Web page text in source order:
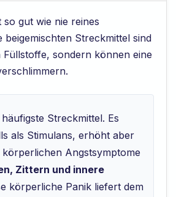
so gut wie nie reines
beigemischten Streckmittel sind
Füllstoffe, sondern können eine
häufigste Streckmittel. Es
als Stimulans, erhöht aber
Angstsymptome
Zittern und innere
körperliche Panik liefert dem